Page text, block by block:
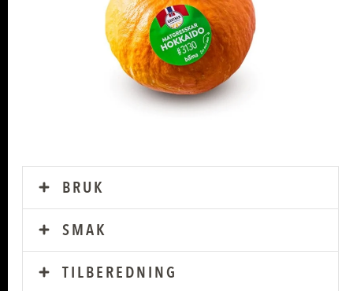
BRUK
SMAK
TILBEREDNING